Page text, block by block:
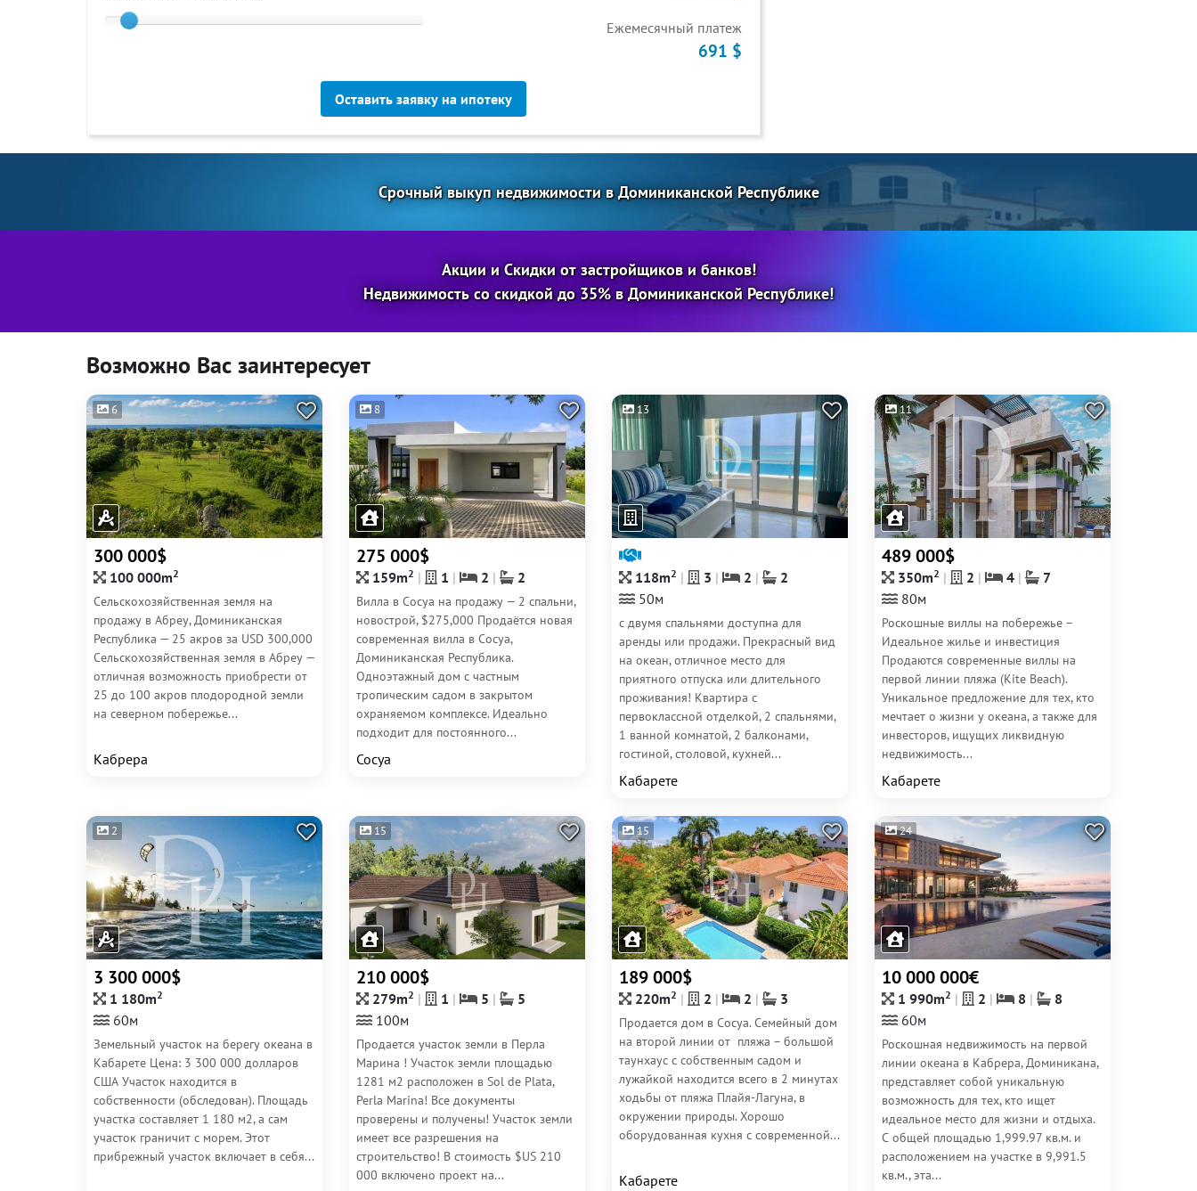
Ежемесячный платеж
691 $
Оставить заявку на ипотеку
Срочный выкуп недвижимости в Доминиканской Республике
Акции и Скидки от застройщиков и банков!
Недвижимость со скидкой до 35% в Доминиканской Республике!
Возможно Вас заинтересует
6
300 000$
100 000m2
Сельскохозяйственная земля на
продажу в Абреу, Доминиканская
Республика — 25 акров за USD 300,000
Сельскохозяйственная земля в Абреу —
отличная возможность приобрести от
25 до 100 акров плодородной земли
на северном побережье...
Кабрера
8
275 000$
159m2 1 2 2
Вилла в Сосуа на продажу — 2 спальни,
новострой, $275,000 Продаётся новая
современная вилла в Сосуа,
Доминиканская Республика.
Одноэтажный дом с частным
тропическим садом в закрытом
охраняемом комплексе. Идеально
подходит для постоянного...
Сосуа
13
118m2 3 2
2
50м
с двумя спальнями доступна для
аренды или продажи. Прекрасный вид
на океан, отличное место для
приятного отпуска или длительного
проживания! Квартира с
первоклассной отделкой, 2 спальнями,
1 ванной комнатой, 2 балконами,
гостиной, столовой, кухней...
Кабарете
11
489 000$
350m2 2 4
7
80м
Роскошные виллы на побережье –
Идеальное жилье и инвестиция
Продаются современные виллы на
первой линии пляжа (Kite Beach).
Уникальное предложение для тех, кто
мечтает о жизни у океана, а также для
инвесторов, ищущих ликвидную
недвижимость...
Кабарете
2
3 300 000$
1 180m2
60м
Земельный участок на берегу океана в
Кабарете Цена: 3 300 000 долларов
США Участок находится в
собственности (обследован). Площадь
участка составляет 1 180 м2, а сам
участок граничит с морем. Этот
прибрежный участок включает в себя...
15
210 000$
279m2 1 5
5
100м
Продается участок земли в Перла
Марина ! Участок земли площадью
1281 м2 расположен в Sol de Plata,
Perla Marina! Все документы
проверены и получены! Участок земли
имеет все разрешения на
строительство! В стоимость $US 210
000 включено проект на...
15
189 000$
220m2 2 2 3
Продается дом в Сосуа. Семейный дом
на второй линии от пляжа – большой
таунхаус с собственным садом и
лужайкой находится всего в 2 минутах
ходьбы от пляжа Плайя-Лагуна, в
окружении природы. Хорошо
оборудованная кухня с современной...
Кабарете
24
10 000 000€
1 990m2 2 8
8
60м
Роскошная недвижимость на первой
линии океана в Кабрера, Доминикана,
представляет собой уникальную
возможность для тех, кто ищет
идеальное место для жизни и отдыха.
С общей площадью 1,999.97 кв.м. и
расположением на участке в 9,991.5
кв.м., эта...